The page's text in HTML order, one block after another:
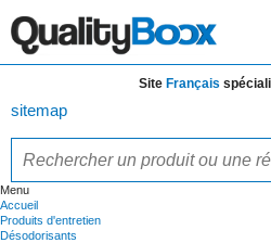
Françaisspécialisé
sitemap
Menu
Accueil
Produits d'entretien
Désodorisants